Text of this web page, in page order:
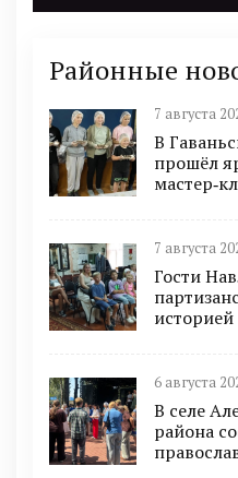
Районные
7 августа
В
прошёл
7 августа
Гости
6 августа
В селе
района